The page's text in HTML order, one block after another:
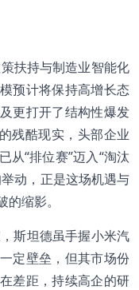
扶持与制造业智能化
预计将保持高增长态
更打开了结构性爆发
残酷现实，头部企业
从“排位赛”迈入“淘汰
动，正是这场机遇与
缩影。
斯坦德虽手握小米汽
定壁垒，但其市场份
差距，持续高企的研